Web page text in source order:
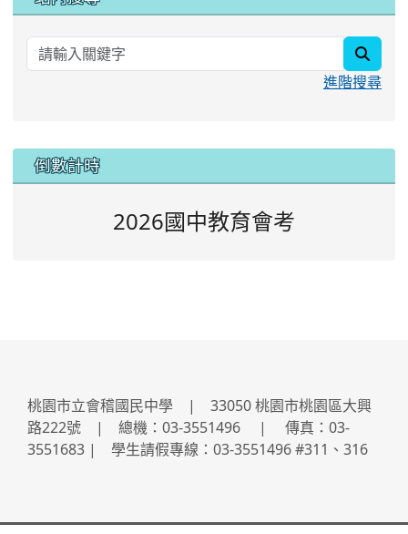
進階搜尋
::: 倒數計時
2026國中教育會考
桃園市立會稽國民中學 | 33050 桃園市桃園區大興
路222號 | 總機：03-3551496 | 傳真：03-
3551683 | 學生請假專線：03-3551496 #311、316